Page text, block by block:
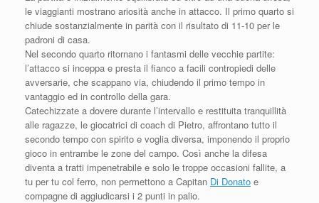
le viaggianti mostrano ariosità anche in attacco. Il primo quarto si
chiude sostanzialmente in parità con il risultato di 11-10 per le
padroni di casa.
Nel secondo quarto ritornano i fantasmi delle vecchie partite:
l’attacco si inceppa e presta il fianco a facili contropiedi delle
avversarie, che scappano via, chiudendo il primo tempo in
vantaggio ed in controllo della gara.
Catechizzate a dovere durante l’intervallo e restituita tranquillità
alle ragazze, le giocatrici di coach di Pietro, affrontano tutto il
secondo tempo con spirito e voglia diversa, imponendo il proprio
gioco in entrambe le zone del campo. Così anche la difesa
diventa a tratti impenetrabile e solo le troppe occasioni fallite, a
tu per tu col ferro, non permettono a Capitan Di Donato e
compagne di aggiudicarsi i 2 punti in palio.